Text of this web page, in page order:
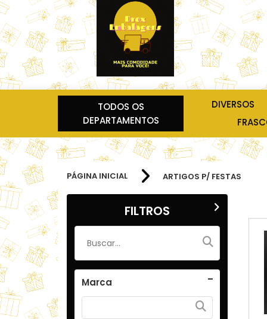
TODOS OS
DEPARTAMENTOS
DIVERSOS
PÁGINA INICIAL ARTIGOS P/ FESTAS
FILTROS
Marca